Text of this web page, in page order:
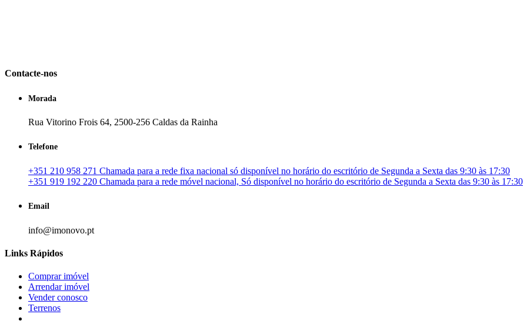
Contacte-nos
Morada
Rua Vitorino Frois 64, 2500-256 Caldas da Rainha
Telefone
+351 210 958 271 Chamada para a rede fixa nacional só disponível no horário do escritório de Segunda a Sexta das 9:30 às 17:30
+351 919 192 220 Chamada para a rede móvel nacional, Só disponível no horário do escritório de Segunda a Sexta das 9:30 às 17:30
Email
info@imonovo.pt
Links Rápidos
Comprar imóvel
Arrendar imóvel
Vender conosco
Terrenos